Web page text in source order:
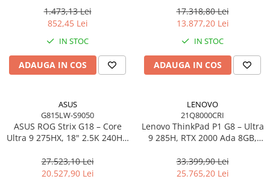
Gigabit LAN, EU
1.473,13 Lei
852,45 Lei
IN STOC
ADAUGA IN COS
Touch, 64GB LPDDR5X, 1TB
SSD, W11P, 3Y, Nano Black
17.318,80 Lei
13.877,20 Lei
IN STOC
ADAUGA IN COS
ASUS
G815LW-S9050
ASUS ROG Strix G18 – Core
Ultra 9 275HX, 18" 2.5K 240Hz,
5080 16GB, NoOS, Eclipse
Gray
27.523,10 Lei
20.527,90 Lei
LENOVO
21Q8000CRI
Lenovo ThinkPad P1 G8 – Ultra
9 285H, RTX 2000 Ada 8GB,
W11P, 3Y Premier
33.399,90 Lei
25.765,20 Lei